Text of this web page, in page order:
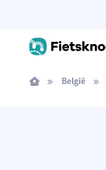
België